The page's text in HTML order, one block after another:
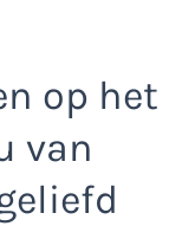
op het
van